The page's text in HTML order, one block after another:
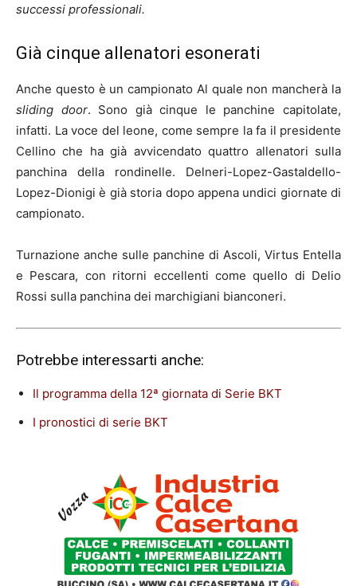
successi professionali.
Già cinque allenatori esonerati
Anche questo è un campionato Al quale non mancherà la
sliding door. Sono già cinque le panchine capitolate,
infatti. La voce del leone, come sempre la fa il presidente
Cellino che ha già avvicendato quattro allenatori sulla
panchina della rondinelle. Delneri-Lopez-Gastaldello-
Lopez-Dionigi è già storia dopo appena undici giornate di
campionato.
Turnazione anche sulle panchine di Ascoli, Virtus Entella
e Pescara, con ritorni eccellenti come quello di Delio
Rossi sulla panchina dei marchigiani bianconeri.
Potrebbe interessarti anche:
Il programma della 12ª giornata di Serie BKT
I pronostici di serie BKT